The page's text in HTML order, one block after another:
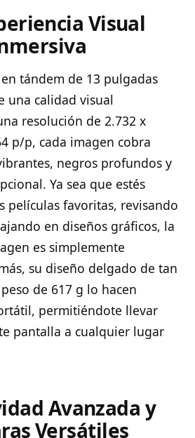
Visual
tándem de 13 pulgadas
una calidad visual
resolución de 2.732 x
p/p, cada imagen cobra
negros profundos y
Ya sea que estés
películas favoritas, revisando
en diseños gráficos, la
es simplemente
su diseño delgado de tan
de 617 g lo hacen
permitiéndote llevar
pantalla a cualquier lugar
Avanzada y
Versátiles